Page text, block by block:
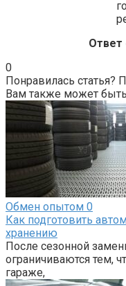
Ответ
0
Понравилась статья?
Вам также может
Обмен опытом 0
Как подготовить
хранению
После сезонной
ограничиваются тем,
гараже,